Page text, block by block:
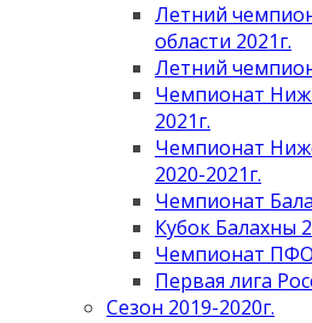
Летний
области 2021г.
Летний
Чемпионат
2021г.
Чемпионат
2020-2021г.
Чемпионат
Кубок Балахны
Чемпионат ПФО
Первая лига
Сезон 2019-2020г.